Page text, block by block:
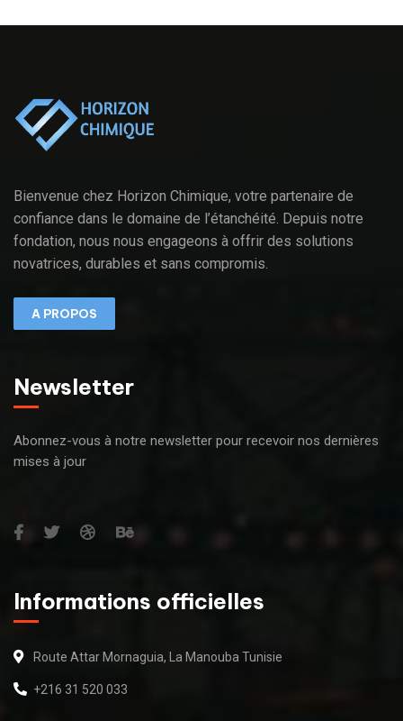
Bienvenue chez Horizon Chimique, votre partenaire de
confiance dans le domaine de l’étanchéité. Depuis notre
fondation, nous nous engageons à offrir des solutions
novatrices, durables et sans compromis.
A PROPOS
Newsletter
Abonnez-vous à notre newsletter pour recevoir nos dernières
mises à jour
Informations officielles
Route Attar Mornaguia, La Manouba Tunisie
+216 31 520 033